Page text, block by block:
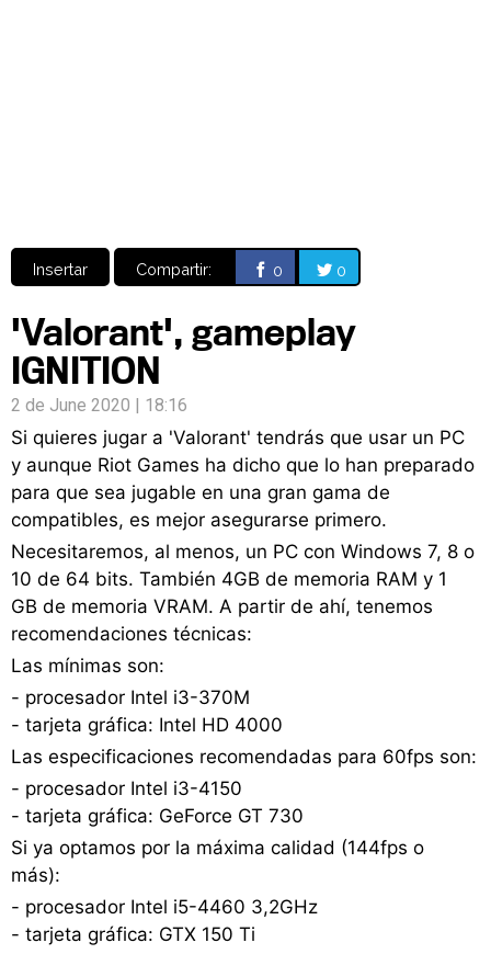
Insertar Compartir: 0 0
'Valorant', gameplay
IGNITION
2 de June 2020 | 18:16
Si quieres jugar a 'Valorant' tendrás que usar un PC
y aunque Riot Games ha dicho que lo han preparado
para que sea jugable en una gran gama de
compatibles, es mejor asegurarse primero.
Necesitaremos, al menos, un PC con Windows 7, 8 o
10 de 64 bits. También 4GB de memoria RAM y 1
GB de memoria VRAM. A partir de ahí, tenemos
recomendaciones técnicas:
Las mínimas son:
- procesador Intel i3-370M
- tarjeta gráfica: Intel HD 4000
Las especificaciones recomendadas para 60fps son:
- procesador Intel i3-4150
- tarjeta gráfica: GeForce GT 730
Si ya optamos por la máxima calidad (144fps o
más):
- procesador Intel i5-4460 3,2GHz
- tarjeta gráfica: GTX 150 Ti